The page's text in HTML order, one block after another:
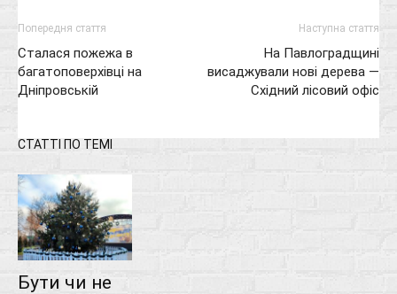
Попередня стаття
Сталася пожежа в
багатоповерхівці на
Дніпровській
Наступна стаття
На Павлоградщині
висаджували нові дерева —
Східний лісовий офіс
СТАТТІ ПО ТЕМІ
Бути чи не